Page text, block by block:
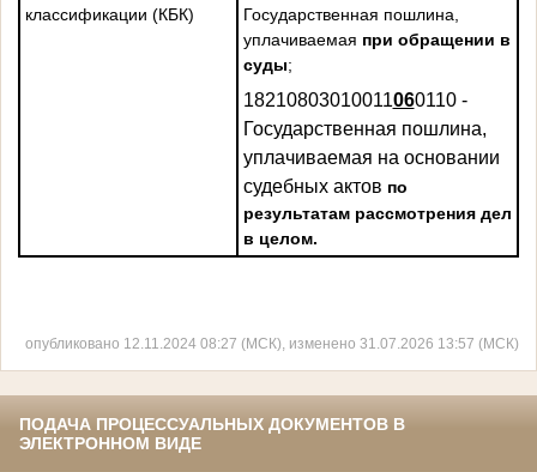
классификации (КБК)
Государственная пошлина,
уплачиваемая при обращении в
суды;
18210803010011060110 -
Государственная пошлина,
уплачиваемая на основании
судебных актов по
результатам рассмотрения дел
в целом.
опубликовано 12.11.2024 08:27 (МСК), изменено 31.07.2026 13:57 (МСК)
ПОДАЧА ПРОЦЕССУАЛЬНЫХ ДОКУМЕНТОВ В
ЭЛЕКТРОННОМ ВИДЕ